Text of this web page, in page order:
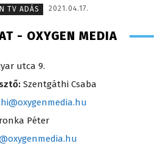
TV ADÁS
2021.04.17.
- OXYGEN MEDIA
utca 9.
Szentgáthi Csaba
Péter